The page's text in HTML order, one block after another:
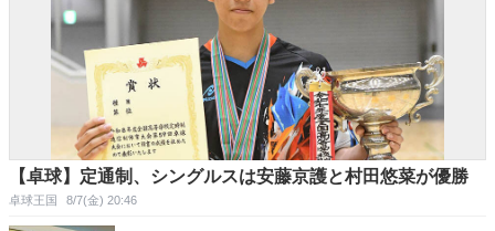
【卓球】定通制、シングルスは安藤京護と村田悠菜が優勝
卓球王国 8/7(金) 20:46